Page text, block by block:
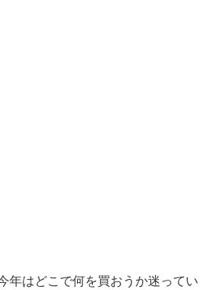
年はどこで何を買おうか迷ってい